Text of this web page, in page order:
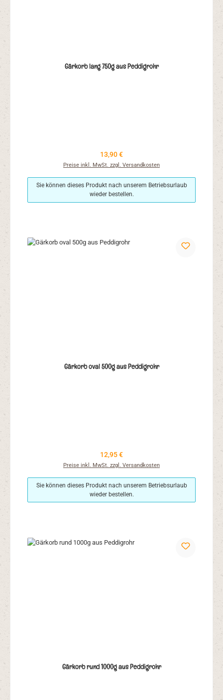
Gärkorb lang 750g aus Peddigrohr
Regulärer Preis:
13,90 €
Preise inkl. MwSt. zzgl. Versandkosten
Sie können dieses Produkt nach unserem Betriebsurlaub
wieder bestellen.
Gärkorb oval 500g aus Peddigrohr
Regulärer Preis:
12,95 €
Preise inkl. MwSt. zzgl. Versandkosten
Sie können dieses Produkt nach unserem Betriebsurlaub
wieder bestellen.
Gärkorb rund 1000g aus Peddigrohr